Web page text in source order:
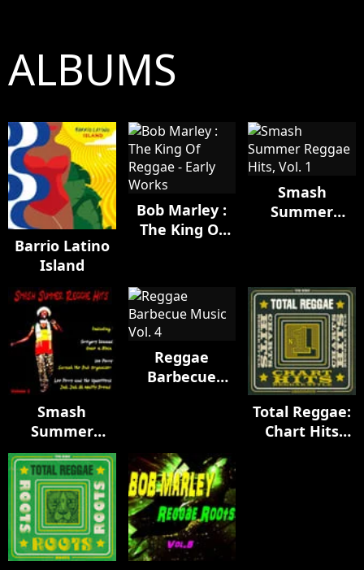
ALBUMS
Barrio Latino
Island
Bob Marley :
The King Of
Smash
Summer
Smash
Summer
Reggae Hits,
Vol. 2
Reggae
Barbecue
Total Reggae:
Chart Hits